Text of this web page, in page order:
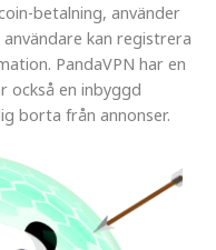
betalning, använder
kan registrera
PandaVPN har en
också en inbyggd
borta från annonser.